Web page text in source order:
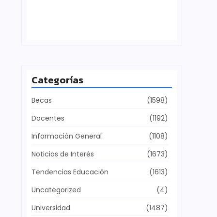
Categorías
Becas
(1598)
Docentes
(1192)
Información General
(1108)
Noticias de Interés
(1673)
Tendencias Educación
(1613)
Uncategorized
(4)
Universidad
(1487)